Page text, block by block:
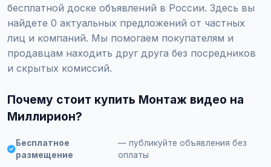
бесплатной доске объявлений в России. Здесь вы
найдете 0 актуальных предложений от частных
лиц и компаний. Мы помогаем покупателям и
продавцам находить друг друга без посредников
и скрытых комиссий.
Почему стоит купить Монтаж видео на
Миллирион?
Бесплатное
размещение
— публикуйте объявления без
оплаты